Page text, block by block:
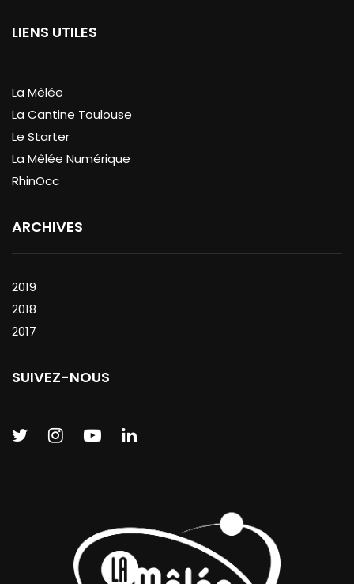
LIENS UTILES
La Mêlée
La Cantine Toulouse
Le Starter
La Mêlée Numérique
RhinOcc
ARCHIVES
2019
2018
2017
SUIVEZ-NOUS